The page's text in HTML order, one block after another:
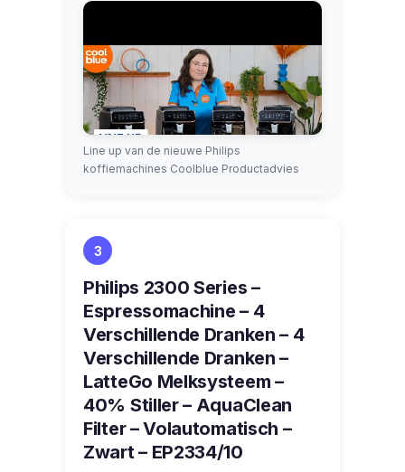
Line up van de nieuwe Philips
koffiemachines Coolblue Productadvies
3
Philips 2300 Series –
Espressomachine – 4
Verschillende Dranken – 4
Verschillende Dranken –
LatteGo Melksysteem –
40% Stiller – AquaClean
Filter – Volautomatisch –
Zwart – EP2334/10